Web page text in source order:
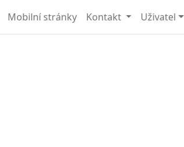
Mobilní stránky Kontakt Uživatel